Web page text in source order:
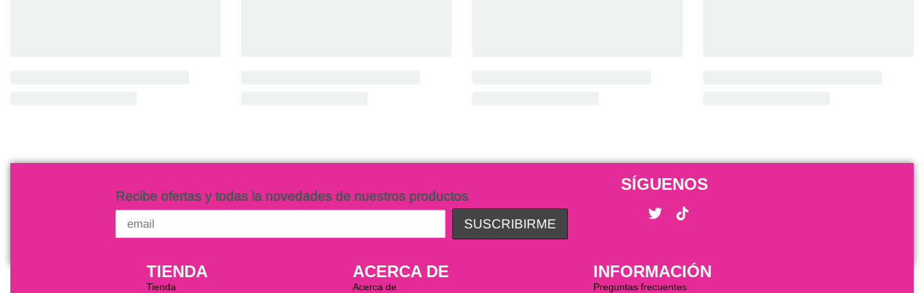
Recibe ofertas y todas la novedades de nuestros productos
SÍGUENOS
TIENDA
Tienda
ACERCA DE
Acerca de
INFORMACIÓN
Preguntas frecuentes